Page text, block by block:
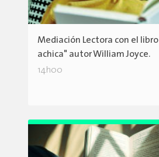
Mediación Lectora con el
achica" autor William Joyce.
14h00